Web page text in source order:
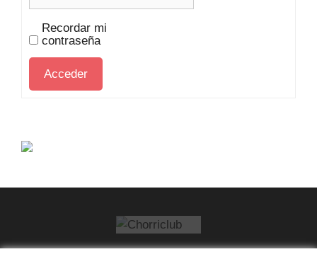
Recordar mi
contraseña
Acceder